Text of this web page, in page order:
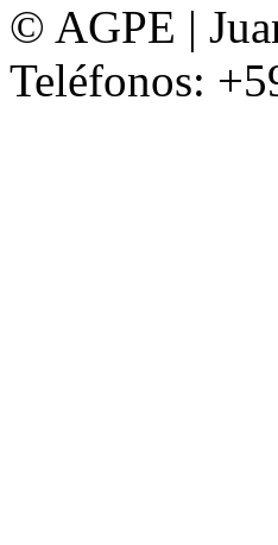
© AGPE |
Teléfonos: